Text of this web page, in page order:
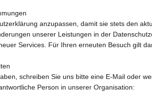
anzupassen, damit sie stets den
unserer Leistungen in der
Services. Für Ihren erneuten Besuch gilt
schreiben Sie uns bitte eine E-Mail oder
Person in unserer Organisation: